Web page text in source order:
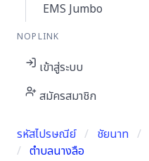
EMS Jumbo
NOPLINK
เข้าสู่ระบบ
สมัครสมาชิก
รหัสไปรษณีย์ ชัยนาท
ตำบลนางลือ